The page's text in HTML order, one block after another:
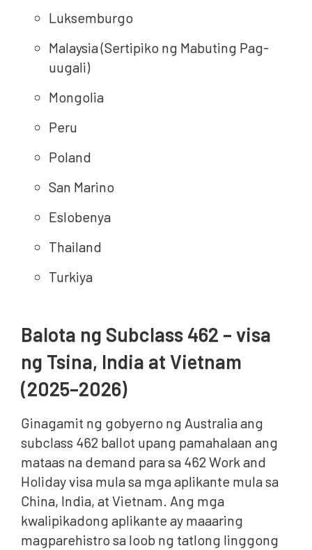
Luksemburgo
Malaysia (Sertipiko ng Mabuting Pag-
uugali)
Mongolia
Peru
Poland
San Marino
Eslobenya
Thailand
Turkiya
Balota ng Subclass 462 – visa
ng Tsina, India at Vietnam
(2025–2026)
Ginagamit ng gobyerno ng Australia ang
subclass 462 ballot upang pamahalaan ang
mataas na demand para sa 462 Work and
Holiday visa mula sa mga aplikante mula sa
China, India, at Vietnam. Ang mga
kwalipikadong aplikante ay maaaring
magparehistro sa loob ng tatlong linggong